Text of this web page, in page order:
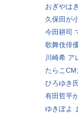
おぎやは
久保田が
今田耕司
歌舞伎俳
川崎希 ア
たらこ
ひろゆき
有田哲平
ゆきぽよ